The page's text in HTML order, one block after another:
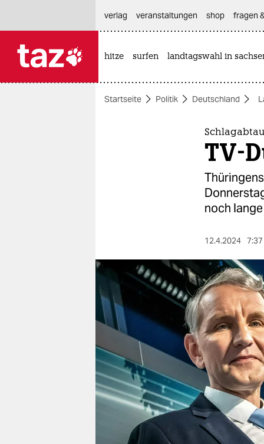
themen
nord
wahrheit
verlag
verlag
veranstaltungen
fragen & hilfe
verlag
veranstaltungen shop fragen
hitze surfen landtagswahl in
Startseite Politik Deutschland
TV-
noch
12.4.2024